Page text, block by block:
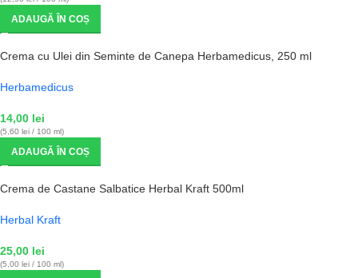
ADAUGĂ ÎN COȘ
Crema cu Ulei din Seminte de Canepa Herbamedicus, 250 ml
Herbamedicus
14,00 lei
(5,60 lei / 100 ml)
ADAUGĂ ÎN COȘ
Crema de Castane Salbatice Herbal Kraft 500ml
Herbal Kraft
25,00 lei
(5,00 lei / 100 ml)